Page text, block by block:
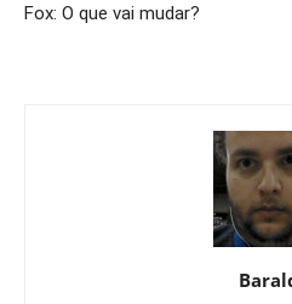
Fox: O que vai mudar?